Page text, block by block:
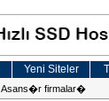
Yeni Siteler
Asans�r firmalar�